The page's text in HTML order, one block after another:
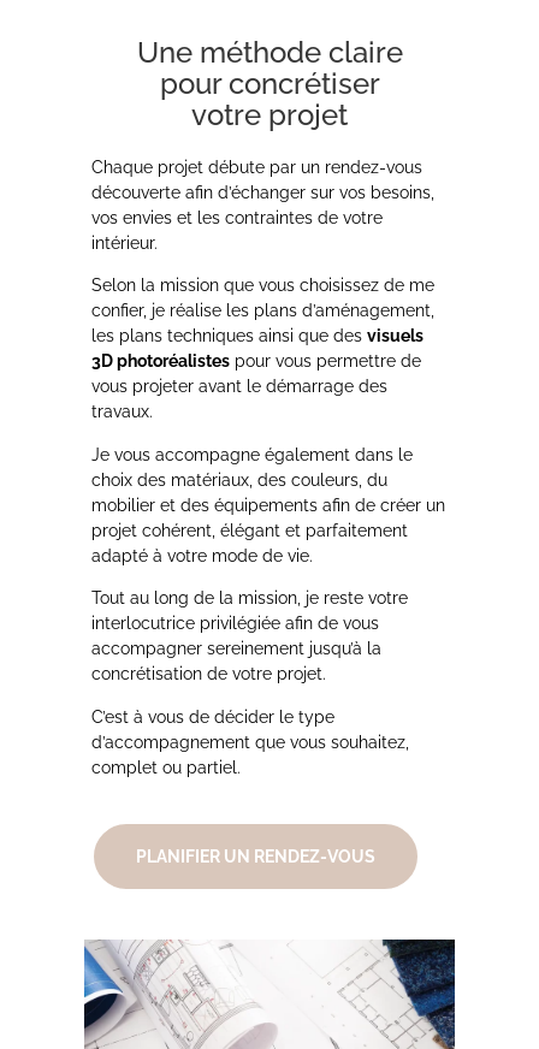
Une méthode claire
pour concrétiser
votre projet
Chaque projet débute par un rendez-vous
découverte afin d’échanger sur vos besoins,
vos envies et les contraintes de votre
intérieur.
Selon la mission que vous choisissez de me
confier, je réalise les plans d’aménagement,
les plans techniques ainsi que des visuels
3D photoréalistes pour vous permettre de
vous projeter avant le démarrage des
travaux.
Je vous accompagne également dans le
choix des matériaux, des couleurs, du
mobilier et des équipements afin de créer un
projet cohérent, élégant et parfaitement
adapté à votre mode de vie.
Tout au long de la mission, je reste votre
interlocutrice privilégiée afin de vous
accompagner sereinement jusqu’à la
concrétisation de votre projet.
C’est à vous de décider le type
d’accompagnement que vous souhaitez,
complet ou partiel.
PLANIFIER UN RENDEZ-VOUS